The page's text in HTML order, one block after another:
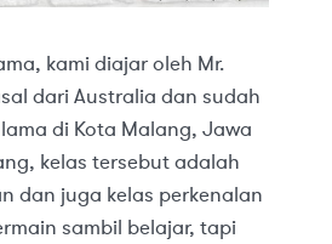
kami diajar oleh Mr.
dari Australia dan sudah
di Kota Malang, Jawa
kelas tersebut adalah
dan juga kelas perkenalan
sambil belajar, tapi